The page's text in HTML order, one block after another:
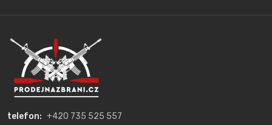
telefon: +420 735 525 557